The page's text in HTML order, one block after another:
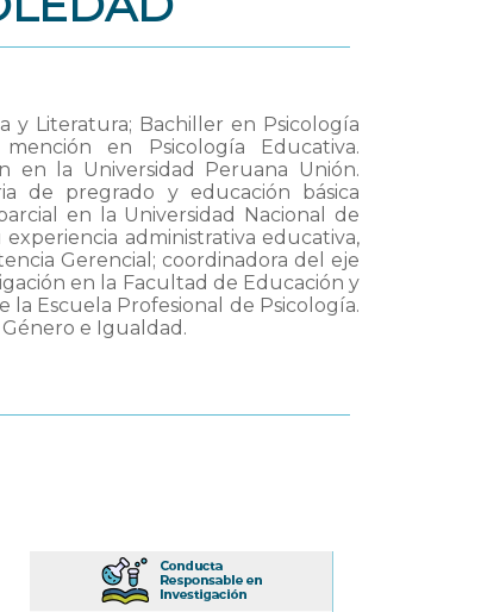
y Literatura; Bachiller en Psicología
en Psicología Educativa.
en la Universidad Peruana Unión.
de pregrado y educación básica
en la Universidad Nacional de
administrativa educativa,
Gerencial; coordinadora del eje
en la Facultad de Educación y
la Escuela Profesional de Psicología.
e Igualdad.